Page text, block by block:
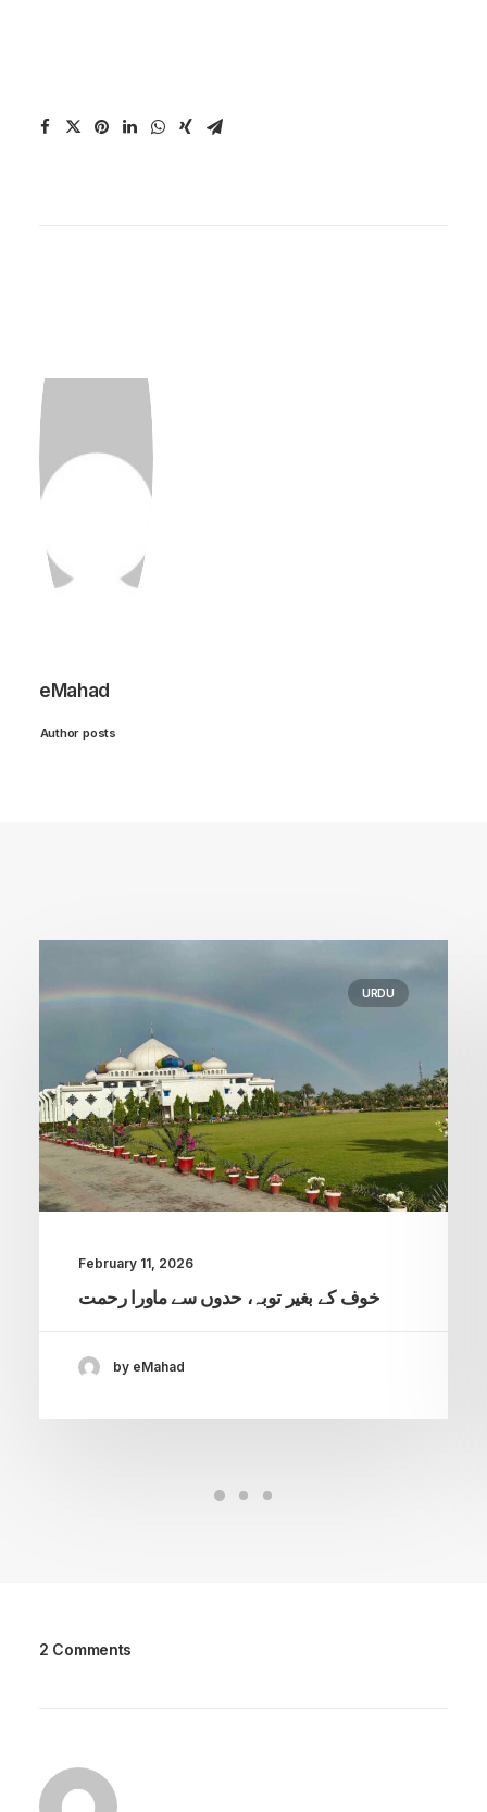
eMahad
Author posts
URDU
February 11, 2026
خوف کے بغیر توبہ، حدوں سے ماورا رحمت
by eMahad
2 Comments